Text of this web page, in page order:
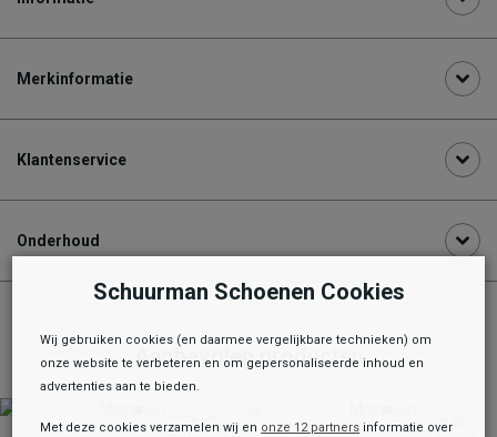
Merkinformatie
Klantenservice
Onderhoud
Aanbevolen producten
Schuurman Schoenen Cookies
Wij gebruiken cookies (en daarmee vergelijkbare technieken) om
onze website te verbeteren en om gepersonaliseerde inhoud en
advertenties aan te bieden.
Met deze cookies verzamelen wij en onze 12 partners informatie over